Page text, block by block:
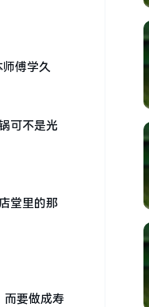
傅学久
可不是光
堂里的那
而要做成寿